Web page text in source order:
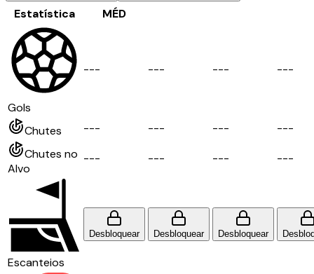
Estatística MÉD
Gols
--- --- --- ---
Chutes --- --- --- ---
Chutes no
Alvo
--- --- --- ---
Escanteios
Desbloquear Desbloquear Desbloquear